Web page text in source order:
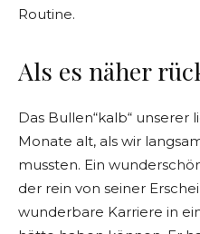
Routine.
Als es näher
Das Bullen“kalb“ unserer
Monate alt, als wir
mussten. Ein
der rein von seiner
wunderbare Karriere in